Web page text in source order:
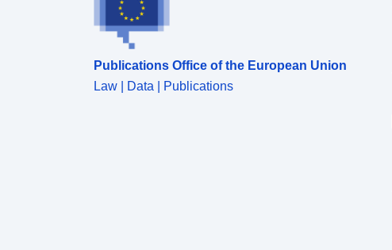
Publications Office of the European Union
Law | Data | Publications